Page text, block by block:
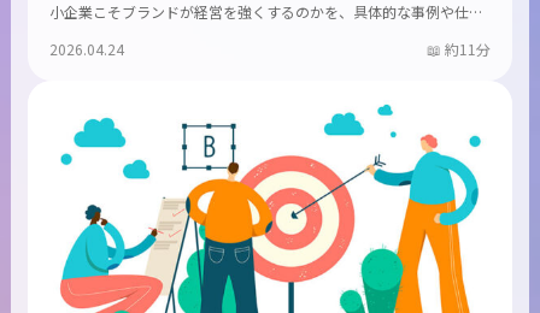
小企業こそブランドが経営を強くするのかを、具体的な事例や仕
2026.04.24 約11分